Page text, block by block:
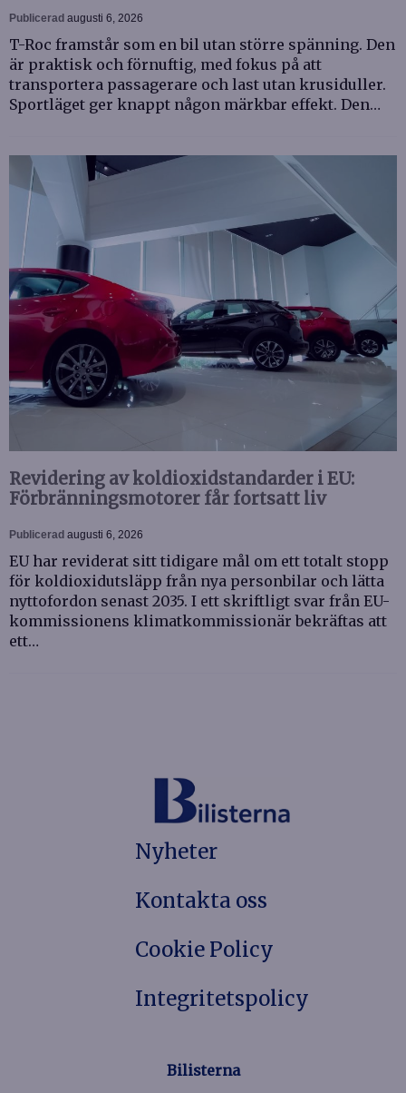
Publicerad augusti 6, 2026
T-Roc framstår som en bil utan större spänning. Den
är praktisk och förnuftig, med fokus på att
transportera passagerare och last utan krusiduller.
Sportläget ger knappt någon märkbar effekt. Den…
Revidering av koldioxidstandarder i EU:
Förbränningsmotorer får fortsatt liv
Publicerad augusti 6, 2026
EU har reviderat sitt tidigare mål om ett totalt stopp
för koldioxidutsläpp från nya personbilar och lätta
nyttofordon senast 2035. I ett skriftligt svar från EU-
kommissionens klimatkommissionär bekräftas att
ett…
Nyheter
Kontakta oss
Cookie Policy
Integritetspolicy
Bilisterna